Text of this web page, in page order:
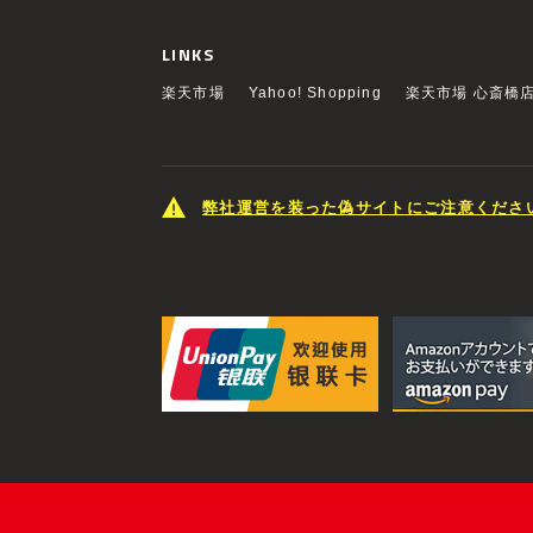
LINKS
楽天市場 Yahoo! Shopping 楽天市場 心斎橋
弊社運営を装った偽サイトにご注意くださ